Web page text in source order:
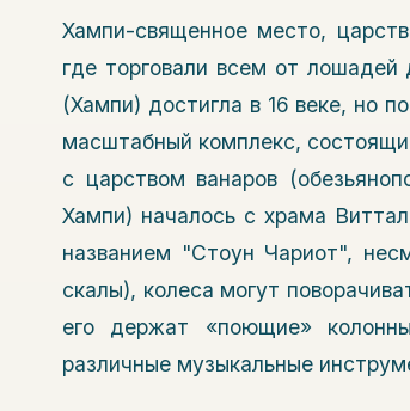
Хампи-священное место,
где торговали всем от
(Хампи) достигла в 16 веке, но
масштабный комплекс,
с царством ванаров
Хампи) началось с храма
названием "Стоун Чариот",
скалы), колеса могут
его держат «поющие»
различные музыкальные